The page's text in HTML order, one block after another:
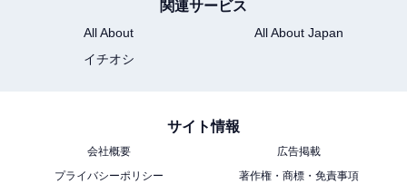
関連サービス
All About
All About Japan
イチオシ
サイト情報
会社概要
広告掲載
プライバシーポリシー
著作権・商標・免責事項